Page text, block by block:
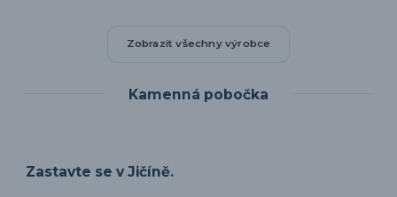
Zobrazit všechny výrobce
Kamenná pobočka
Zastavte se v Jičíně.